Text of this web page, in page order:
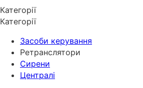
Категорії
Категорії
Засоби керування
Ретранслятори
Сирени
Централі